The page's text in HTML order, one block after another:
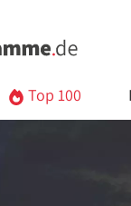
Top 100